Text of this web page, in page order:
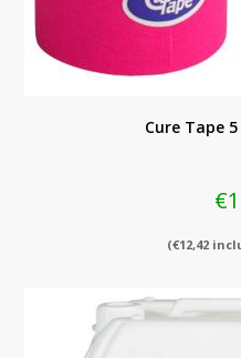
Cure Tape
€
(€12,42